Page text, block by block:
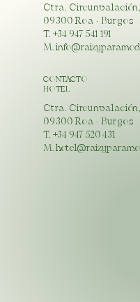
Ctra.
09300 Roa · Burgos
T. +34 947 541 191
M.
CONTACTO
HOTEL
Ctra.
09300 Roa · Burgos
T. +34 947 520 431
M.